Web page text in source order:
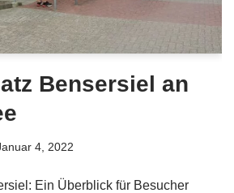
Bensersiel an
4, 2022
Ein Überblick für Besucher